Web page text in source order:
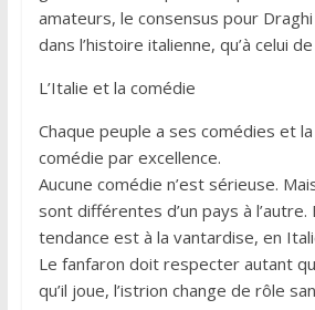
amateurs, le consensus pour
dans l’histoire italienne, qu’à celui
L’Italie et la comédie
Chaque peuple a ses comédies et
comédie par excellence.
Aucune comédie n’est sérieuse.
sont différentes d’un pays à l’autre.
tendance est à la vantardise, en
Le fanfaron doit respecter autant
qu’il joue, l’istrion change de rôle